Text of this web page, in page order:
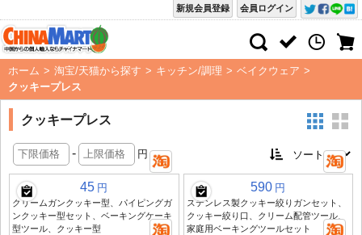
会員ログイン
新規会員登録
ホーム > 淘宝/天猫から探す > キッチン/調理 > ベイクウェア >
クッキープレス
クッキープレス
- 円
45 円
クリームガンクッキー型、パイピングガ
ンクッキー型セット、ベーキングケーキ
型ツール、クッキー型
590 円
ステンレス製クッキー絞りガンセット、
クッキー絞り口、クリーム配管ツール、
家庭用ベーキングツールセット